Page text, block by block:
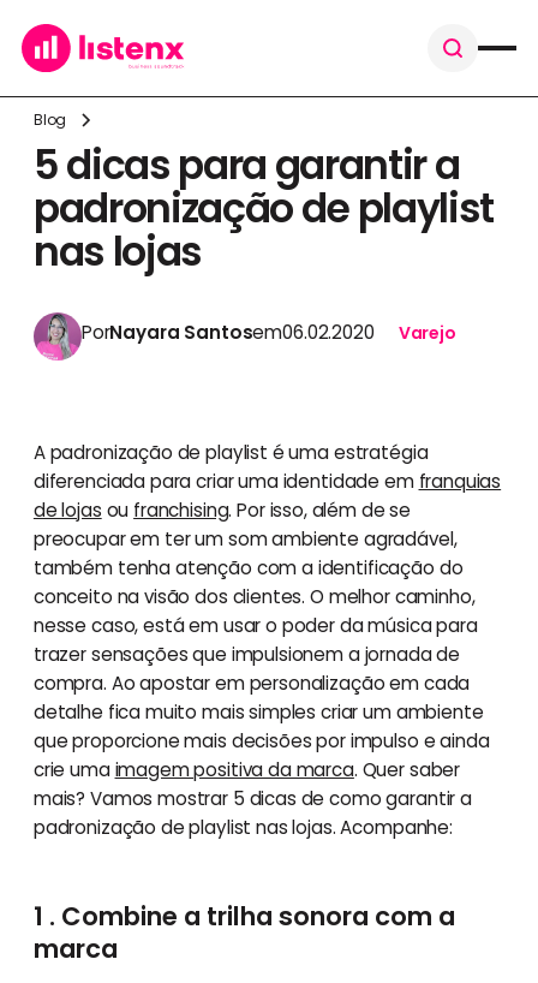
Blog
5 dicas para garantir a
padronização de playlist
nas lojas
PorNayara Santosem06.02.2020 Varejo
A padronização de playlist é uma estratégia
diferenciada para criar uma identidade em franquias
de lojas ou franchising. Por isso, além de se
preocupar em ter um som ambiente agradável,
também tenha atenção com a identificação do
conceito na visão dos clientes. O melhor caminho,
nesse caso, está em usar o poder da música para
trazer sensações que impulsionem a jornada de
compra. Ao apostar em personalização em cada
detalhe fica muito mais simples criar um ambiente
que proporcione mais decisões por impulso e ainda
crie umaimagem positiva da marca. Quer saber
mais? Vamos mostrar 5 dicas de como garantir a
padronização de playlist nas lojas. Acompanhe:
1 . Combine a trilha sonora com a
marca